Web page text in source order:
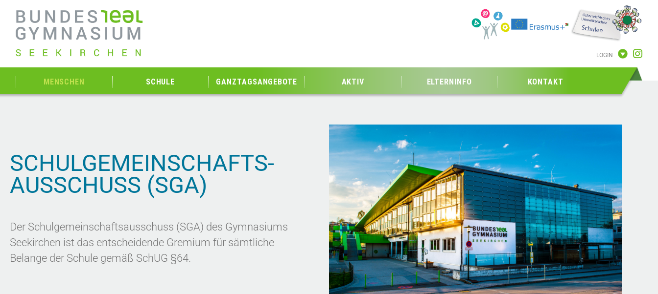
LOGIN
MENSCHEN SCHULE GANZTAGSANGEBOTE AKTIV ELTERNINFO KONTAKT
SCHULGEMEIN­SCHAFTS­
AUSSCHUSS (SGA)
Der Schulgemeinschaftsausschuss (SGA) des Gymnasiums
Seekirchen ist das entscheidende Gremium für sämtliche
Belange der Schule gemäß SchUG §64.